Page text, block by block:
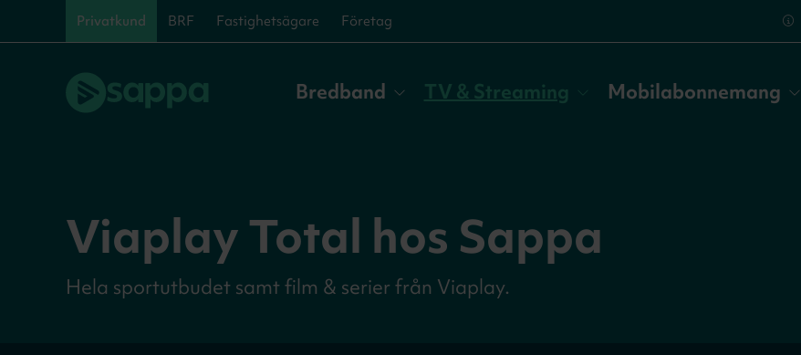
Privatkund BRF Fastighetsägare Företag
Bredband TV & Streaming Mobilabonnemang
Viaplay Total hos Sappa
Hela sportutbudet samt film & serier från Viaplay.